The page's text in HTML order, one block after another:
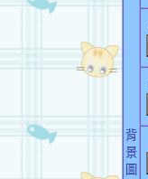
背
景
圖